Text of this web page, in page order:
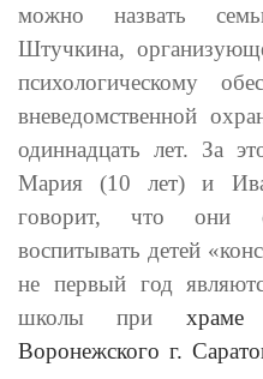
можно назвать
Штучкина,
психологическому
вневедомственной
одиннадцать лет. За
Мария (10 лет) и
говорит, что они
воспитывать детей
не первый год
школы при храме
Воронежского г.